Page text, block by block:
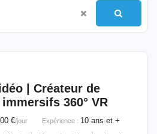
| Créateur de
360° VR
€/jour Expérience : 10 ans et +